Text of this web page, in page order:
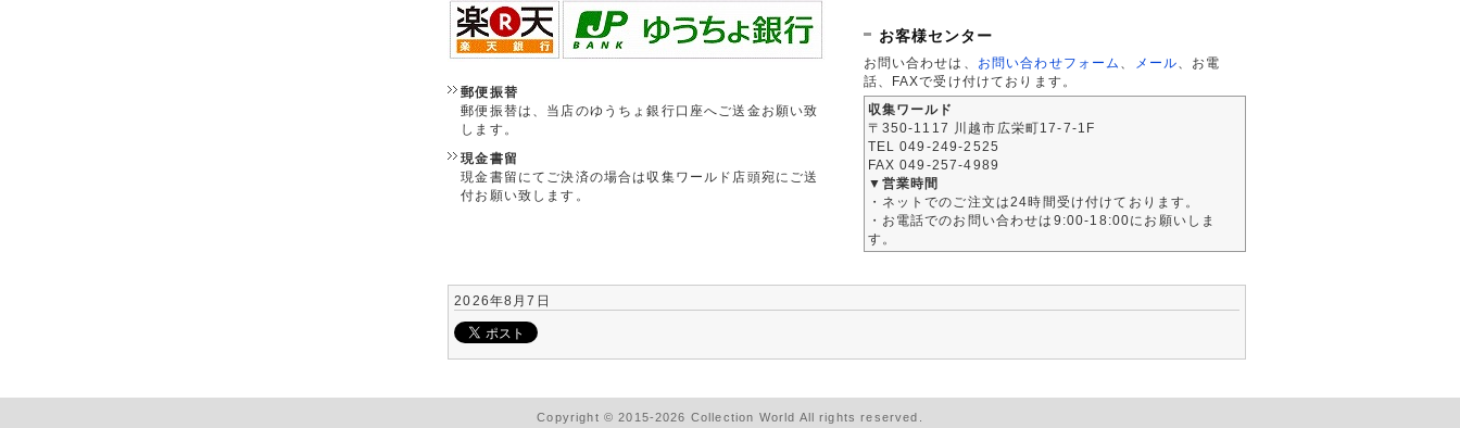
郵便振替
郵便振替は、当店のゆうちょ銀行口座へご送金お願い致
します。
現金書留
現金書留にてご決済の場合は収集ワールド店頭宛にご送
付お願い致します。
お客様センター
お問い合わせは、 お問い合わせフォーム メール 、お電
話、FAXで受け付けております。
収集ワールド
〒350-1117 川越市広栄町17-7-1F
TEL 049-249-2525
FAX 049-257-4989
▼営業時間
・ネットでのご注文は24時間受け付けております。
・お電話でのお問い合わせは9:00-18:00にお願いしま
す。
2026年8月7日
Copyright © 2015-2026 Collection World All rights reserved.